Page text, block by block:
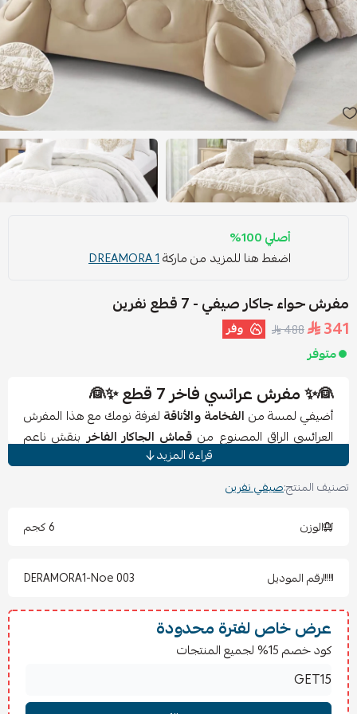
أصلي 100%
اضغط هنا للمزيد من ماركةDREAMORA 1
مفرش حواء جاكار صيفي - 7 قطع نفرين
341
488 وفر
متوفر
👰✨ مفرش عرائسي فاخر 7 قطع ✨👰
أضيفي لمسة من الفخامة والأناقة لغرفة نومك مع هذا المفرش
العرائسي الراقي المصنوع من قماش الجاكار الفاخربنقش ناعم
يضفي طابعاً ملكياً على سريرك.
تصميمه يجمع بين الذوق العصري والكلاسيكية الراقية ليكون
الاختيار المثالي لمناسباتك الخاصة 💍
✅ قماش جاكار فاخر بنقش أنيق
✅ خامة مريحة وناعمة على البشرة
📏 تفاصيل الطقم (7 قطع):
4 بيت مخدة: 75×50 سم
1 خدادية: 45×45 سم
قراءة المزيد
تصنيف المنتج:صيفي نفرين
الوزن
6 كجم
رقم الموديل DERAMORA1-Noe 003
عرض خاص لفترة محدودة
كود خصم 15% لجميع المنتجات